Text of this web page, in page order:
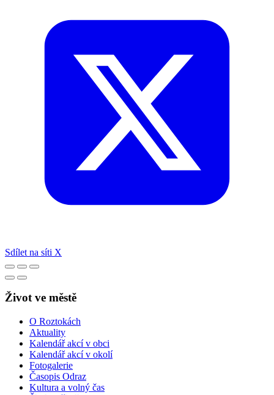
Sdílet na síti X
Život ve městě
O Roztokách
Aktuality
Kalendář akcí v obci
Kalendář akcí v okolí
Fotogalerie
Časopis Odraz
Kultura a volný čas